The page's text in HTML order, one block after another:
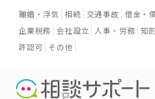
離婚・浮気 相続 交通事故 借金・
企業税務 会社設立 人事・労務 知
許認可 その他